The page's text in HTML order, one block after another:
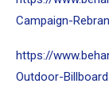
Campaign-
https://
Outdoor-